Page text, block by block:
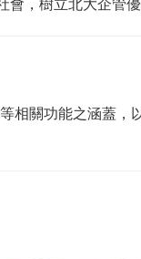
，樹立北大企管優
相關功能之涵蓋，